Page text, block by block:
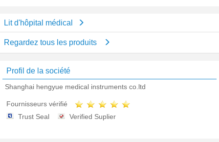
Lit d'hôpital médical
Regardez tous les produits
Profil de la société
Shanghai hengyue medical instruments co.ltd
Fournisseurs vérifié
Trust Seal
Verified Suplier